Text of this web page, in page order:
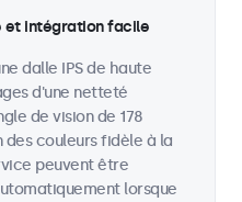
et intégration facile
dalle IPS de haute
d'une netteté
de vision de 178
couleurs fidèle à la
peuvent être
lorsque